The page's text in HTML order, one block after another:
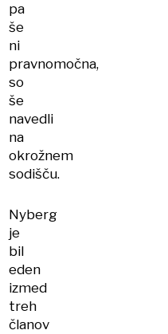
pa
še
ni
pravnomočna,
so
še
navedli
na
okrožnem
sodišču.
Nyberg
je
bil
eden
izmed
treh
članov